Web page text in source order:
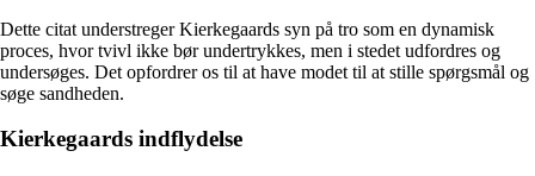
Dette citat understreger Kierkegaards syn på tro som en dynamisk
proces, hvor tvivl ikke bør undertrykkes, men i stedet udfordres og
undersøges. Det opfordrer os til at have modet til at stille spørgsmål og
søge sandheden.
Kierkegaards indflydelse